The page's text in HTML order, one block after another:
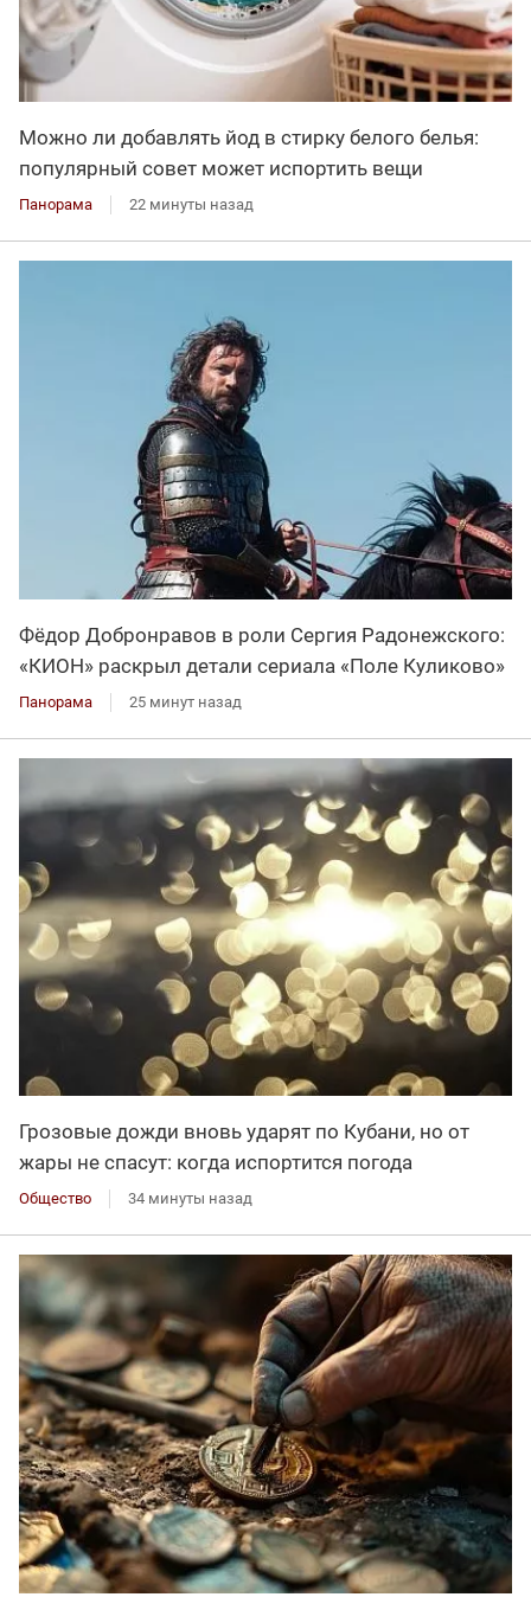
Можно ли добавлять йод в стирку белого белья:
популярный совет может испортить вещи
Панорама 22 минуты назад
Фёдор Добронравов в роли Сергия Радонежского:
«КИОН» раскрыл детали сериала «Поле Куликово»
Панорама 25 минут назад
Грозовые дожди вновь ударят по Кубани, но от
жары не спасут: когда испортится погода
Общество 34 минуты назад